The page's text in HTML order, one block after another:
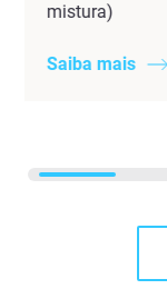
mistura)
Saiba mais